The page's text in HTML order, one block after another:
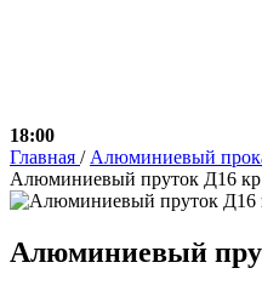
18:00
Главная / Алюминиевый
Алюминиевый пруток Д16
Алюминиевый